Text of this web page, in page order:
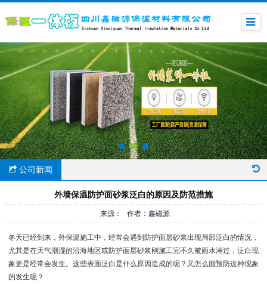
公司新闻
外墙保温防护面砂浆泛白的原因及防范措施
来源： 作者：鑫磁源
冬天已经到来，外保温施工中，经常会遇到防护面层砂浆出现局部泛白的情况，
尤其是在天气潮湿的沿海地区或防护面层砂浆刚施工完不久被雨水淋过，泛白现
象更是经常会发生。这些表面泛白是什么原因造成的呢？又怎么能预防这种现象
的发生呢？